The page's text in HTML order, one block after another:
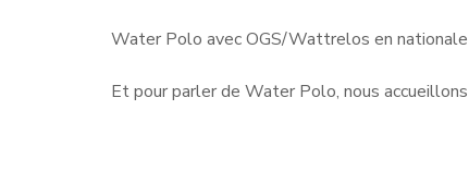
Water Polo avec OGS/Wattrelos en
Et pour parler de Water Polo, nous accueillons